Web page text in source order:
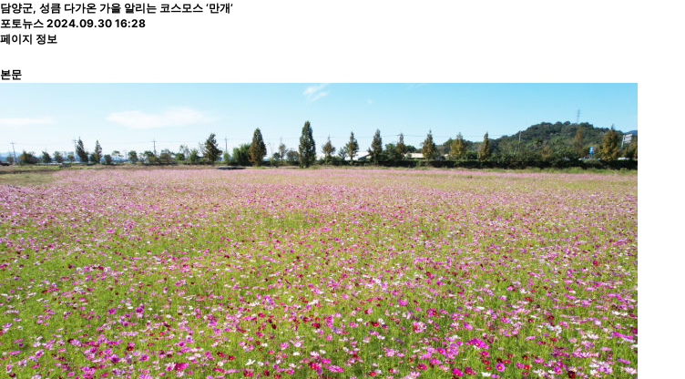
담양군, 성큼 다가온 가을 알리는 코스모스 ‘만개’
포토뉴스 2024.09.30 16:28
페이지 정보
본문